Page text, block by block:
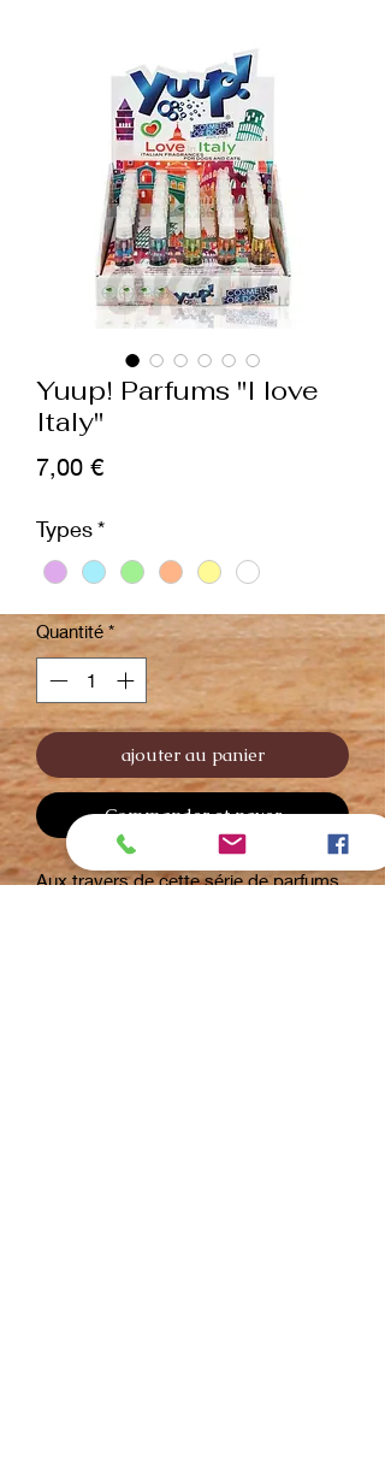
Yuup! Parfums "I love
Italy"
7,00 €Prix
Types*
Quantité *
ajouter au panier
Commander et payer
Aux travers de cette série de parfums,